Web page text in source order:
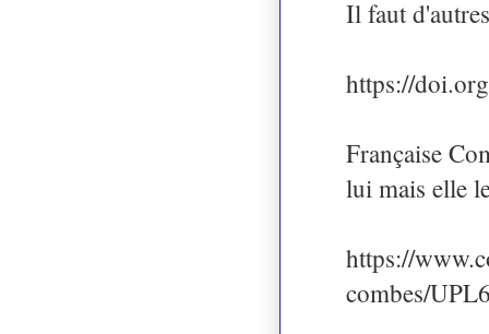
Il faut
https://
Française
lui mais elle
https://
combes/